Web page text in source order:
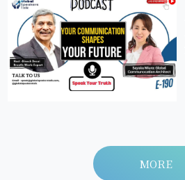
MORE